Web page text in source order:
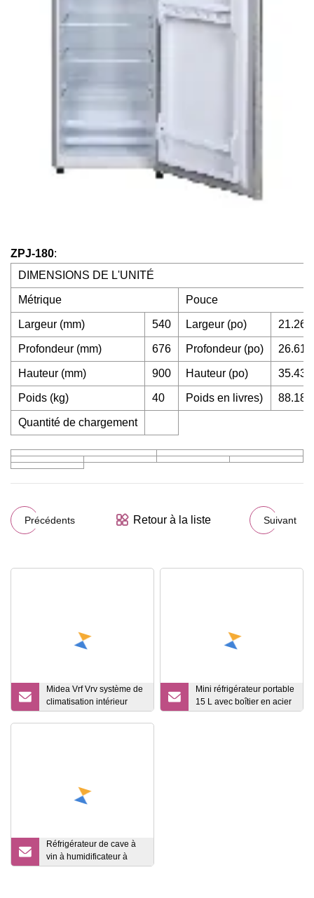
ZPJ-180:
DIMENSIONS DE L'UNITÉ
Métrique Pouce
Largeur (mm) 540 Largeur (po) 21.26
Profondeur (mm) 676 Profondeur (po) 26.61
Hauteur (mm) 900 Hauteur (po) 35.43
Poids (kg) 40 Poids en livres) 88.18
Quantité de chargement
Précédents Retour à la liste Suivant
Midea Vrf Vrv système de
climatisation intérieur
armoire debout au sol
Mini réfrigérateur portable
15 L avec boîtier en acier
inoxydable 12DC/24DC
Réfrigérateur de cave à
vin à humidificateur à
zone unique avec armoire